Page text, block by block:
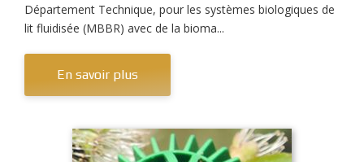
Département Technique, pour les systèmes biologiques de
lit fluidisée (MBBR) avec de la bioma...
En savoir plus